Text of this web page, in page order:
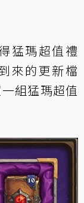
猛瑪超值禮
來的更新檔
組猛瑪超值